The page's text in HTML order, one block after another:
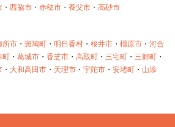
・ 西脇市 ・ 赤穂市 ・ 養父市 ・ 高砂市
所市 ・ 斑鳩町 ・ 明日香村 ・ 桜井市 ・ 橿原市 ・ 河合
町 ・ 葛城市 ・ 香芝市 ・ 高取町 ・ 三宅町 ・ 三郷町 ・
・ 大和高田市 ・ 天理市 ・ 宇陀市 ・ 安堵町 ・ 山添